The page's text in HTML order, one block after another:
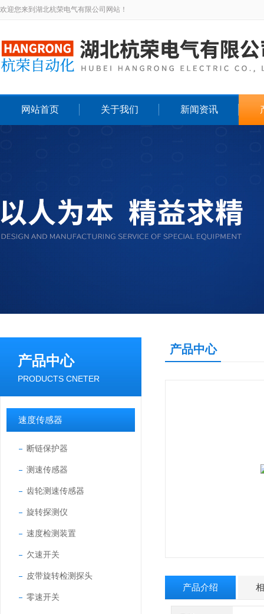
欢迎您来到湖北杭荣电气有限公司网站！
网站首页 关于我们 新闻资讯
产品中心
PRODUCTS CNETER
速度传感器
断链保护器
测速传感器
齿轮测速传感器
旋转探测仪
速度检测装置
欠速开关
皮带旋转检测探头
零速开关
产品中心
产品介绍